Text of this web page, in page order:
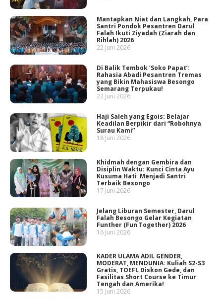
Mantapkan Niat dan Langkah, Para
Santri Pondok Pesantren Darul
Falah Ikuti Ziyadah (Ziarah dan
Rihlah) 2026
22 Juni 2026
Di Balik Tembok ‘Soko Papat’:
Rahasia Abadi Pesantren Tremas
yang Bikin Mahasiswa Besongo
Semarang Terpukau!
22 Juni 2026
Haji Saleh yang Egois: Belajar
Keadilan Berpikir dari “Robohnya
Surau Kami”
18 Juni 2026
Khidmah dengan Gembira dan
Disiplin Waktu: Kunci Cinta Ayu
Kusuma Hati Menjadi Santri
Terbaik Besongo
17 Juni 2026
Jelang Liburan Semester, Darul
Falah Besongo Gelar Kegiatan
Funther (Fun Together) 2026
16 Juni 2026
KADER ULAMA ADIL GENDER,
MODERAT, MENDUNIA: Kuliah S2-S3
Gratis, TOEFL Diskon Gede, dan
Fasilitas Short Course ke Timur
Tengah dan Amerika!
15 Juni 2026